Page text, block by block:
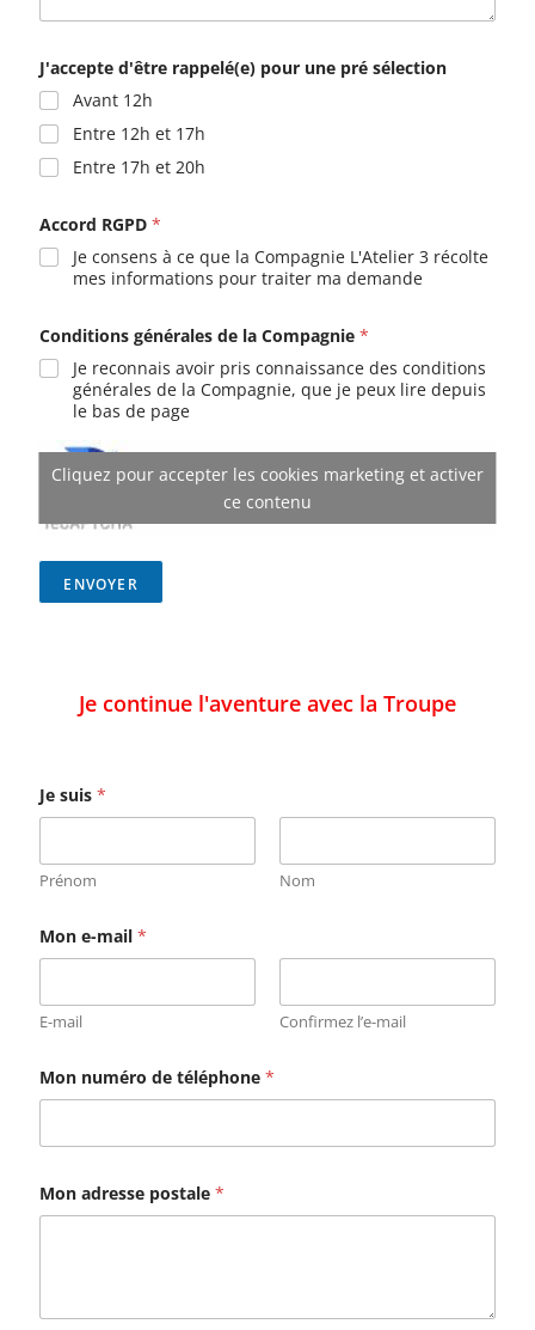
J'accepte d'être rappelé(e) pour une pré sélection
Avant 12h
Entre 12h et 17h
Entre 17h et 20h
Accord RGPD*
Je consens à ce que la Compagnie L'Atelier 3 récolte
mes informations pour traiter ma demande
Conditions générales de la Compagnie*
Je reconnais avoir pris connaissance des conditions
générales de la Compagnie, que je peux lire depuis
le bas de page
Cliquez pour accepter les cookies marketing et activer
ce contenu
ENVOYER
Je continue l'aventure avec la Troupe
Je suis*
Prénom Nom
Mon e-mail*
E-mail Confirmez l’e-mail
Mon numéro de téléphone*
Mon adresse postale*